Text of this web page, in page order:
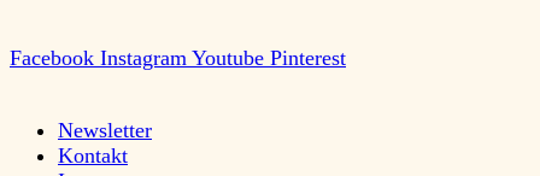
Facebook Instagram Youtube Pinterest
Newsletter
Kontakt